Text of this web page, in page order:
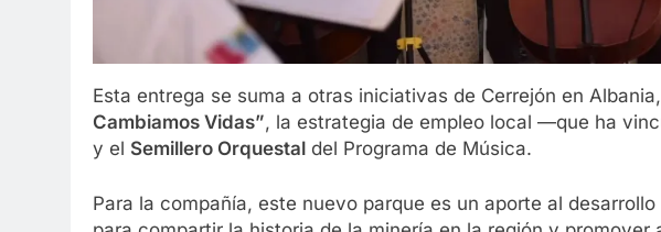
Esta entrega se suma a otras iniciativas de Cerrejón en
Cambiamos Vidas”, la estrategia de empleo local —que ha
y el Semillero Orquestal del Programa de Música.
Para la compañía, este nuevo parque es un aporte al